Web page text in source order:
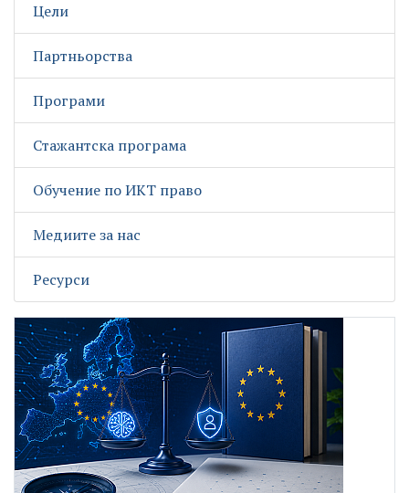
Цели
Партньорства
Програми
Стажантска програма
Обучение по ИКТ право
Медиите за нас
Ресурси